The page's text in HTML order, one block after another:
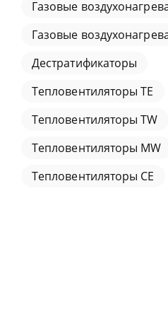
Газовые
Газовые
Дестратификаторы
Тепловентиляторы TE
Тепловентиляторы TW
Тепловентиляторы МW
Тепловентиляторы СЕ